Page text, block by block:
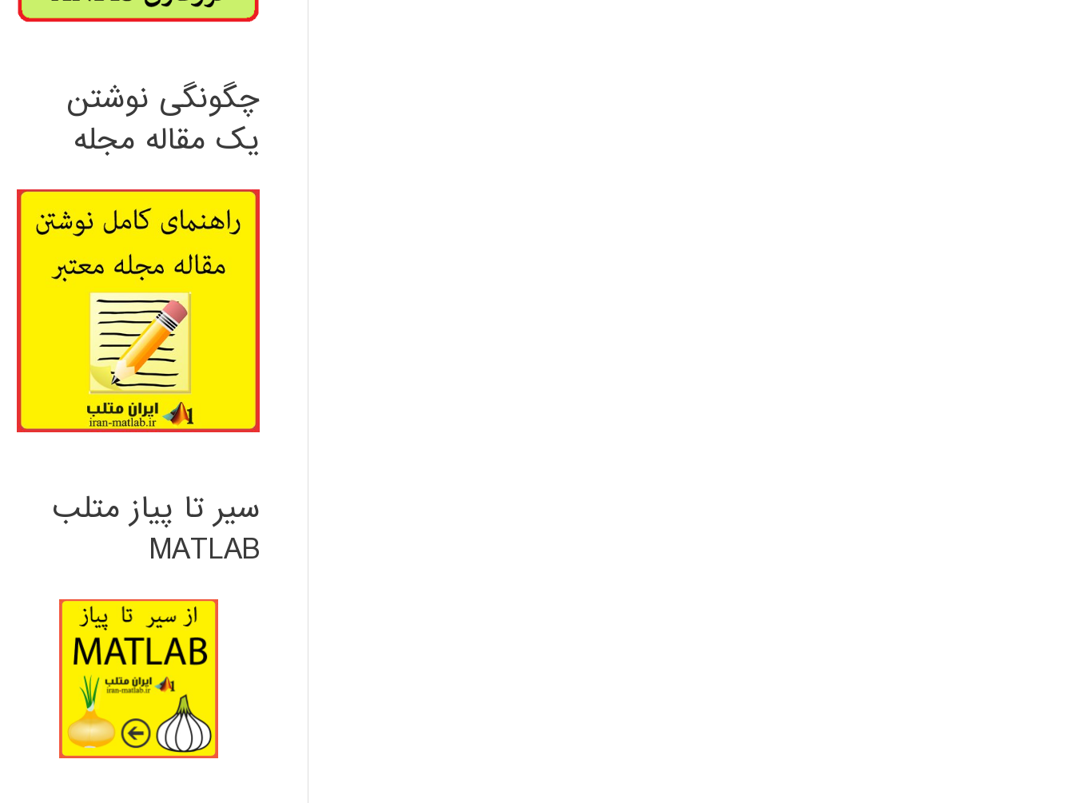
چگونگی نوشتن
یک مقاله مجله
سیر تا پیاز متلب
MATLAB